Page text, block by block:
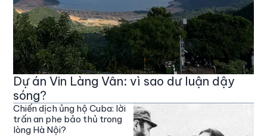
Dự án Vin Làng Vân: vì sao dư luận dậy
sóng?
Chiến dịch ủng hộ Cuba: lời
trấn an phe bảo thủ trong
lòng Hà Nội?